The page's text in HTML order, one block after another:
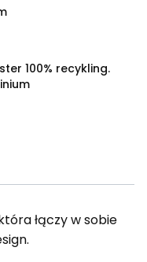
100% recykling.
łączy w sobie